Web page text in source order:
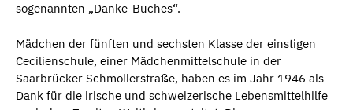
sogenannten „Danke-Buches“.
Mädchen der fünften und sechsten Klasse der einstigen
Cecilienschule, einer Mädchenmittelschule in der
Saarbrücker Schmollerstraße, haben es im Jahr 1946 als
Dank für die irische und schweizerische Lebensmittelhilfe